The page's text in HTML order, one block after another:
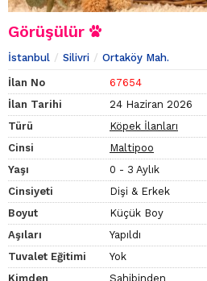
Görüşülür
İstanbul Silivri Ortaköy Mah.
İlan No
67654
İlan Tarihi
24 Haziran 2026
Türü
Köpek İlanları
Cinsi
Maltipoo
Yaşı
0 - 3 Aylık
Cinsiyeti
Dişi & Erkek
Boyut
Küçük Boy
Aşıları
Yapıldı
Tuvalet Eğitimi
Yok
Kimden
Sahibinden